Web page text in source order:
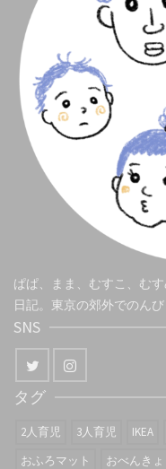
ぱぱ、まま、むすこ、む
日記。東京の郊外でのんび
SNS
タグ
2人育児 3人育児 IKEA
おふろマット
おべんきょ